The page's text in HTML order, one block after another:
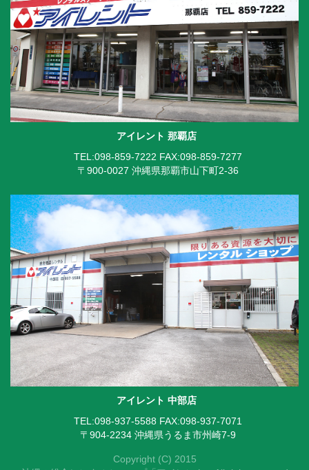
アイレント 那覇店
TEL:098-859-7222 FAX:098-859-7277
〒900-0027 沖縄県那覇市山下町2-36
アイレント 中部店
TEL:098-937-5588 FAX:098-937-7071
〒904-2234 沖縄県うるま市州崎7-9
Copyright (C) 2015